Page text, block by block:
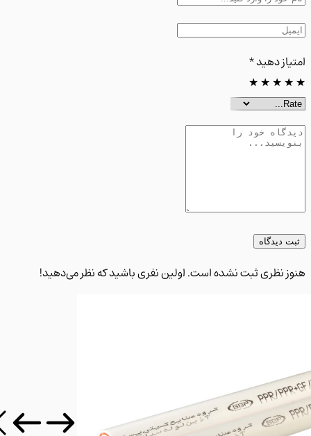
دهید*
★
★
★
دیدگاه
نظری ثبت نشده است. اولین نفری باشید که نظر می‌دهید!